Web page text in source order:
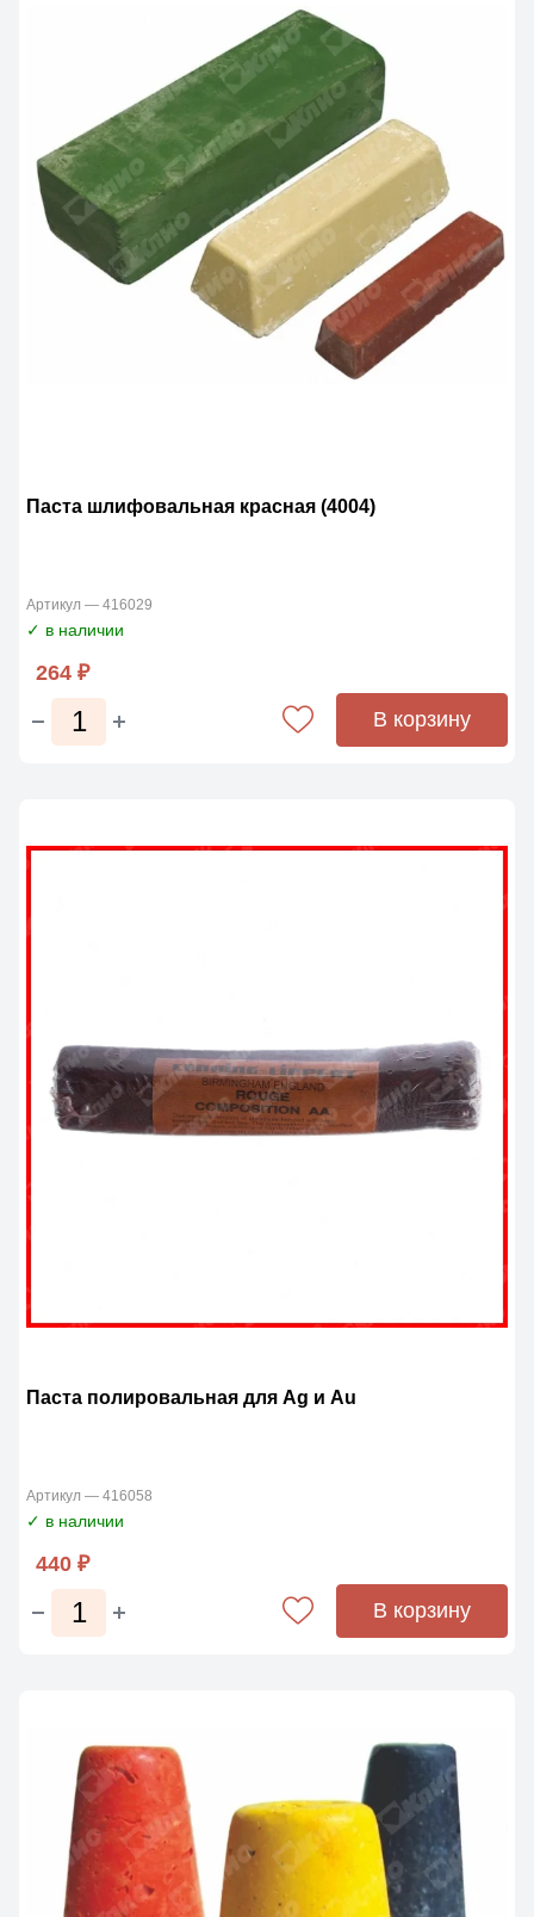
Паста шлифовальная красная (4004)
Артикул — 416029
✓ в наличии
264 ₽
В корзину
Паста полировальная для Ag и Au
Артикул — 416058
✓ в наличии
440 ₽
В корзину